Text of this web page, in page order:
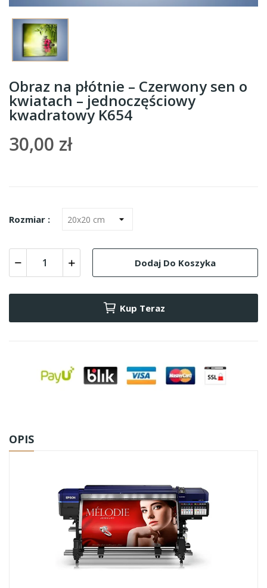
Obraz na płótnie – Czerwony sen o
kwiatach – jednoczęściowy
kwadratowy K654
30,00 zł
Rozmiar :
Dodaj Do Koszyka
Kup Teraz
OPIS